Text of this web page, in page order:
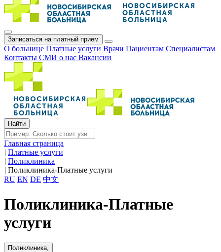
Записаться на платный прием
О больнице Платные услуги Врачи Пациентам Специалистам
Контакты СМИ о нас Вакансии
Главная страница
| Платные услуги
| Поликлиника
| Поликлиника-Платные услуги
RU EN DE 中文
Поликлиника-Платные
услуги
Поликлиника,